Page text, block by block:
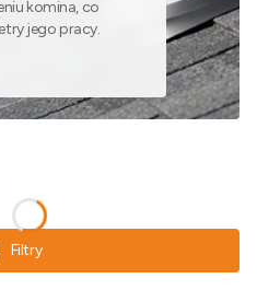
komina, co
jego pracy.
Filtry